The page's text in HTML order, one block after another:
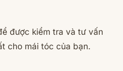
được kiểm tra và tư vấn
cho mái tóc của bạn.